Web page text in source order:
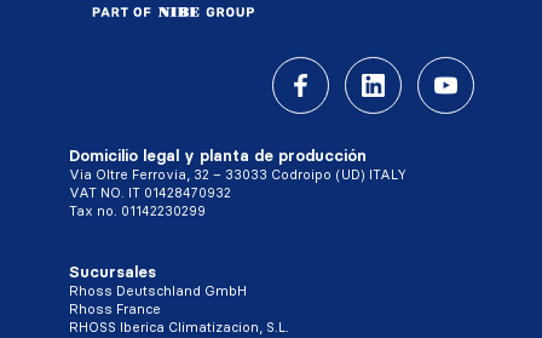
Domicilio legal y planta de producción
Via Oltre Ferrovia, 32 – 33033 Codroipo (UD) ITALY
VAT NO. IT 01428470932
Tax no. 01142230299
Sucursales
Rhoss Deutschland GmbH
Rhoss France
RHOSS Iberica Climatizacion, S.L.